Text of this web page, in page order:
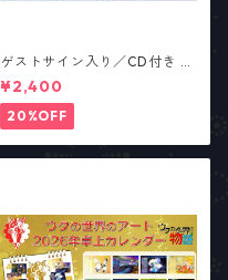
ゲストサイン入り／CD付き 6
周年記念限定パンフレット
（総合パンフ7年目1/2号）
¥2,400
20%OFF